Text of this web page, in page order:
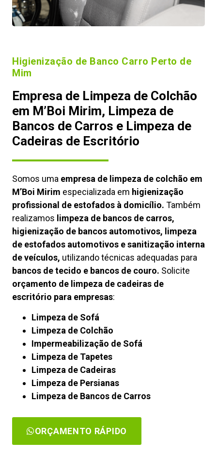
Higienização de Banco Carro Perto de
Mim
Empresa de Limpeza de Colchão
em M’Boi Mirim, Limpeza de
Bancos de Carros e Limpeza de
Cadeiras de Escritório
Somos uma empresa de limpeza de colchão em
M’Boi Mirim especializada em higienização
profissional de estofados à domicílio. Também
realizamos limpeza de bancos de carros,
higienização de bancos automotivos, limpeza
de estofados automotivos e sanitização interna
de veículos, utilizando técnicas adequadas para
bancos de tecido e bancos de couro. Solicite
orçamento de limpeza de cadeiras de
escritório para empresas:
Limpeza de Sofá
Limpeza de Colchão
Impermeabilização de Sofá
Limpeza de Tapetes
Limpeza de Cadeiras
Limpeza de Persianas
Limpeza de Bancos de Carros
ORÇAMENTO RÁPIDO